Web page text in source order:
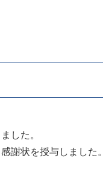
した。
謝状を授与しました。